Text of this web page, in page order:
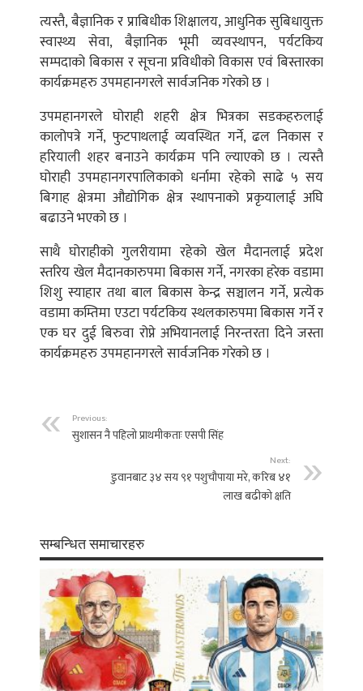
त्यस्तै, बैज्ञानिक र प्राबिधीक शिक्षालय, आधुनिक सुबिधायुक्त
स्वास्थ्य सेवा, बैज्ञानिक भूमी व्यवस्थापन, पर्यटकिय
सम्पदाको बिकास र सूचना प्रविधीको विकास एवं बिस्तारका
कार्यक्रमहरु उपमहानगरले सार्वजनिक गरेको छ ।
उपमहानगरले घोराही शहरी क्षेत्र भित्रका सडकहरुलाई
कालोपत्रे गर्ने, फुटपाथलाई व्यवस्थित गर्ने, ढल निकास र
हरियाली शहर बनाउने कार्यक्रम पनि ल्याएको छ । त्यस्तै
घोराही उपमहानगरपालिकाको धर्नामा रहेको साढे ५ सय
बिगाह क्षेत्रमा औद्योगिक क्षेत्र स्थापनाको प्रकृयालाई अघि
बढाउने भएको छ ।
साथै घोराहीको गुलरीयामा रहेको खेल मैदानलाई प्रदेश
स्तरिय खेल मैदानकारुपमा बिकास गर्ने, नगरका हरेक वडामा
शिशु स्याहार तथा बाल बिकास केन्द्र सञ्चालन गर्ने, प्रत्येक
वडामा कम्तिमा एउटा पर्यटकिय स्थलकारुपमा बिकास गर्ने र
एक घर दुई बिरुवा रोप्ने अभियानलाई निरन्तरता दिने जस्ता
कार्यक्रमहरु उपमहानगरले सार्वजनिक गरेको छ ।
Previous:
सुशासन नै पहिलो प्राथमीकताः एसपी सिंह
Next:
डुवानबाट ३४ सय ९१ पशुचौपाया मरे, करिब ४१
लाख बढीको क्षति
सम्बन्धित समाचारहरु